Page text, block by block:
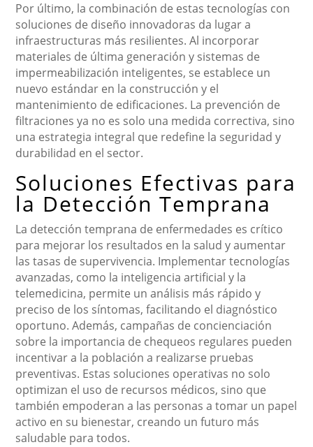
Por último, la combinación de estas tecnologías con
soluciones de diseño innovadoras da lugar a
infraestructuras más resilientes. Al incorporar
materiales de última generación y sistemas de
impermeabilización inteligentes, se establece un
nuevo estándar en la construcción y el
mantenimiento de edificaciones. La prevención de
filtraciones ya no es solo una medida correctiva, sino
una estrategia integral que redefine la seguridad y
durabilidad en el sector.
Soluciones Efectivas para
la Detección Temprana
La detección temprana de enfermedades es crítico
para mejorar los resultados en la salud y aumentar
las tasas de supervivencia. Implementar tecnologías
avanzadas, como la inteligencia artificial y la
telemedicina, permite un análisis más rápido y
preciso de los síntomas, facilitando el diagnóstico
oportuno. Además, campañas de concienciación
sobre la importancia de chequeos regulares pueden
incentivar a la población a realizarse pruebas
preventivas. Estas soluciones operativas no solo
optimizan el uso de recursos médicos, sino que
también empoderan a las personas a tomar un papel
activo en su bienestar, creando un futuro más
saludable para todos.